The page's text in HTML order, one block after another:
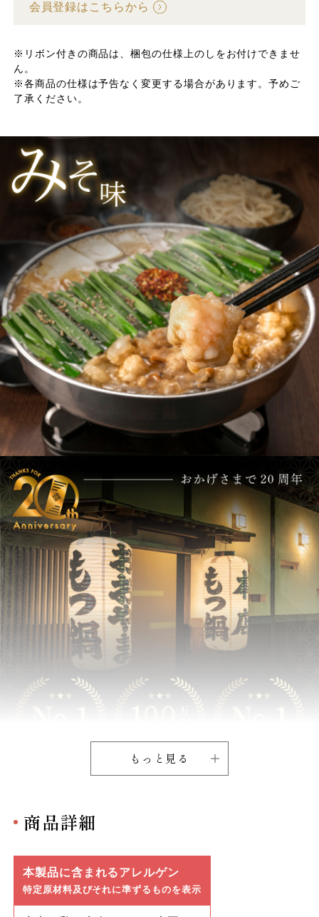
会員登録はこちらから
※リボン付きの商品は、梱包の仕様上のしをお付けできませ
ん。
※各商品の仕様は予告なく変更する場合があります。予めご
了承ください。
もっと見る
商品詳細
本製品に含まれるアレルゲン
特定原材料及びそれに準ずるものを表示